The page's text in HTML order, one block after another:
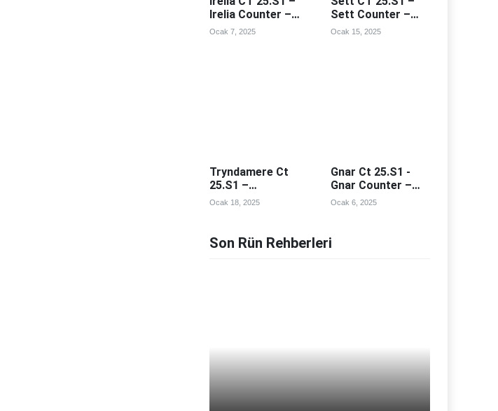
Irelia Counter –
Irealia Counterleri
Ocak 7, 2025
Sett Counter –
Sett Counterleri
Ocak 15, 2025
Tryndamere Ct
25.S1 –
Tryndamere
Counterleri
Ocak 18, 2025
Gnar Ct 25.S1 -
Gnar Counter –
Gnar Counterleri
Ocak 6, 2025
Son Rün Rehberleri